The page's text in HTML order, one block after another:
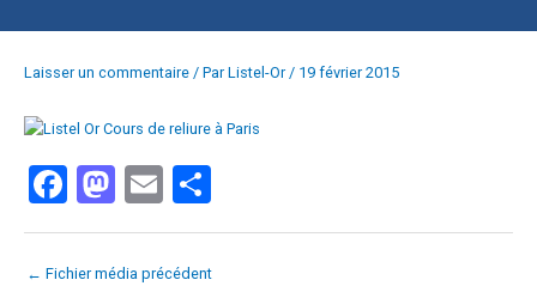
Laisser un commentaire / ParListel-Or/ 19 février 2015
F
a
ce
M
a
st
E
m
ail
ar
ta
← Fichier média précédent